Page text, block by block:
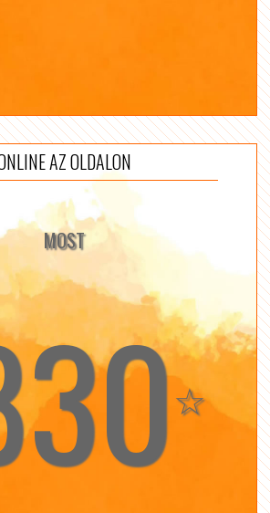
AZ OLDALON
MOST
☆